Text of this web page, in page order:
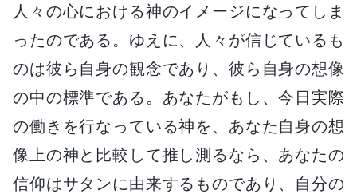
人々の心における神のイメージになってしま
ったのである。ゆえに、人々が信じているも
のは彼ら自身の観念であり、彼ら自身の想像
の中の標準である。あなたがもし、今日実際
の働きを行なっている神を、あなた自身の想
像上の神と比較して推し測るなら、あなたの
信仰はサタンに由来するものであり、自分の